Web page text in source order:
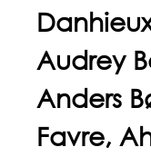
Audrey
Anders
Favre,